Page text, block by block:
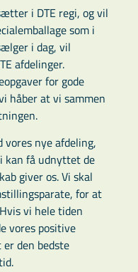
i DTE regi, og vil
som i
i dag, vil
afdelinger.
for gode
håber at vi sammen
vores nye afdeling,
kan få udnyttet de
giver os. Vi skal
for at
vi hele tiden
vores positive
den bedste